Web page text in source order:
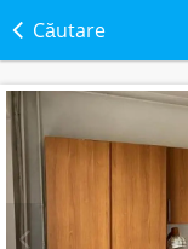
Căutare